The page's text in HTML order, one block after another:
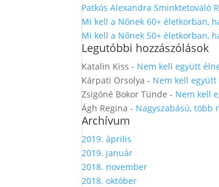
Patkós Alexandra Sminktetováló
Mi kell a Nőnek 60+ életkorban,
Mi kell a Nőnek 50+ életkorban,
Legutóbbi hozzászólások
Katalin Kiss - Nem kell együtt
Kárpati Orsolya - Nem kell
Zsigóné Bokor Tünde - Nem kell
Ágh Regina - Nagyszabású, több
Archívum
2019. április
2019. január
2018. november
2018. október